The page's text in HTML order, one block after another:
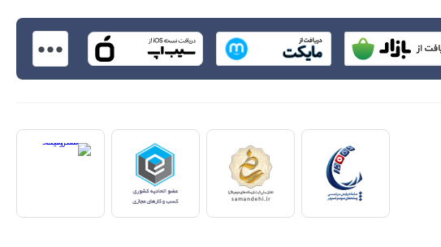
اطلاعات بیشتر